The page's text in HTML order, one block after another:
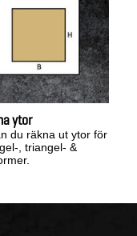
ytor
du räkna ut ytor för
, triangel- &